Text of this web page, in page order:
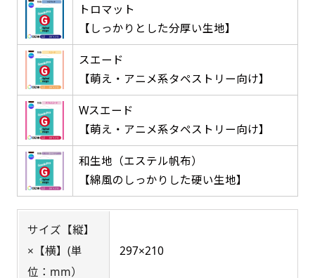
トロマット
【しっかりとした分厚い生地】
スエード
【萌え・アニメ系タペストリー向け】
Wスエード
【萌え・アニメ系タペストリー向け】
和生地（エステル帆布）
【綿風のしっかりした硬い生地】
サイズ【縦】
×【横】(単
位：mm）
297×210
イルまたは、文章でお知らせください。
文字だけのぼり［ +1,298円 ］
ご購入時の案内に沿って、文字をご指定くだ
さい。
文字だけのぼり（要画像確認）［ +1,598円
］
弊社よりJPG画像をお送りします。ご確認のお
ロゴ有り名入れ［ +1,498円］
ご購入時の案内にそって、デザイン画のファ
イルまたは、文章でお知らせください。
ロゴ有り名入れ（要画像確認）［ +1,798
円］
弊社よりJPG画像をお送りします。ご確認のお
返事を頂いたあとに製作開始いたします。
デザインアレンジ［ +2,498円 ］
デザインの色や文字等が変更いただけます。
コンパクト(45x150)
あまり一般的でないサイズですが最近、注文が増
えてきました。
コンビニさんなどで多いです。 お店の外観の邪魔
になりづらく、狭い範囲で沢山飾れます。
ハーフ(30x90)
コンパクト(150x45)
あまり一般的でないサイズですが最近、注文が増
えてきました。
コンビニさんなどで多いです。 お店の外観の邪魔
になりづらく、狭い範囲で沢山飾れます。
ハーフ(90x30)
タペストリー
加工
※パイプ紐付き ※備考欄に要望をお書きください
Aバナー用チチ
（上2下2）